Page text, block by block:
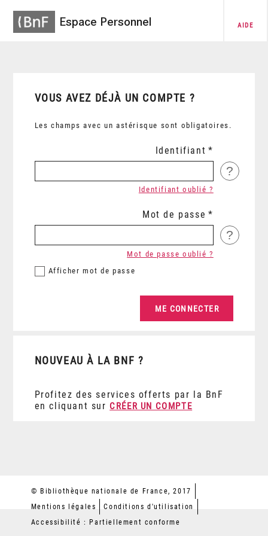
Espace Personnel AIDE
VOUS AVEZ DÉJÀ UN COMPTE ?
Les champs avec un astérisque sont obligatoires.
Identifiant
?
Identifiant oublié ?
Mot de passe
?
Afficher mot de passe
Mot de passe oublié ?
NOUVEAU À LA BNF ?
Profitez des services offerts par la BnF
en cliquant sur CRÉER UN COMPTE
© Bibliothèque nationale de France, 2017
Mentions légales
Conditions d'utilisation
Accessibilité : Partiellement conforme